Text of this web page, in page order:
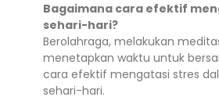
Bagaimana cara efektif
sehari-hari?
Berolahraga, melakukan
menetapkan waktu untuk
cara efektif mengatasi stres
sehari-hari.